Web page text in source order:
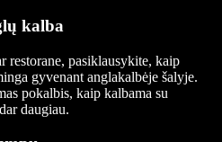
kalba
restorane, pasiklausykite, kaip
gyvenant anglakalbėje šalyje.
pokalbis, kaip kalbama su
daugiau.